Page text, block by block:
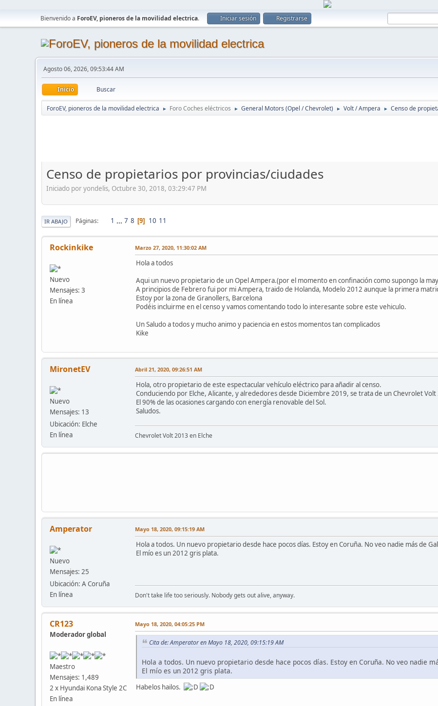
Bienvenido a ForoEV, pioneros de la movilidad electrica. Iniciar sesión Registrarse
Agosto 06, 2026, 09:53:44 AM
Inicio Buscar
ForoEV, pioneros de la movilidad electrica ► Foro Coches eléctricos ► General Motors (Opel / Chevrolet) ► Volt / Ampera ► Censo de
Censo de propietarios por provincias/ciudades
Iniciado por yondelis, Octubre 30, 2018, 03:29:47 PM
IR ABAJO Páginas 1 ... 7 8 9 10 11
Rockinkike
Nuevo
Mensajes: 3
En línea
Marzo 27, 2020, 11:30:02 AM
Hola a todos
Aqui un nuevo propietario de un Opel Ampera.(por el momento en confinación como supongo la
A principios de Febrero fui por mi Ampera, traido de Holanda, Modelo 2012 aunque la primera
Estoy por la zona de Granollers, Barcelona
Podéis incluirme en el censo y vamos comentando todo lo interesante sobre este vehiculo.
Un Saludo a todos y mucho animo y paciencia en estos momentos tan complicados
Kike
MironetEV
Nuevo
Mensajes: 13
Ubicación: Elche
En línea
Abril 21, 2020, 09:26:51 AM
Hola, otro propietario de este espectacular vehículo eléctrico para añadir al censo.
Conduciendo por Elche, Alicante, y alrededores desde Diciembre 2019, se trata de un Chevrolet
El 90% de las ocasiones cargando con energía renovable del Sol.
Saludos.
Chevrolet Volt 2013 en Elche
Amperator
Nuevo
Mensajes: 25
Ubicación: A Coruña
En línea
Mayo 18, 2020, 09:15:19 AM
Hola a todos. Un nuevo propietario desde hace pocos días. Estoy en Coruña. No veo nadie más de
El mío es un 2012 gris plata.
Don't take life too seriously. Nobody gets out alive, anyway.
CR123
Moderador global
Maestro
Mensajes: 1,489
2 x Hyundai Kona Style 2C
En línea
Mayo 18, 2020, 04:05:25 PM
Cita de: Amperator en Mayo 18, 2020, 09:15:19 AM
Hola a todos. Un nuevo propietario desde hace pocos días. Estoy en Coruña. No veo nadie
El mío es un 2012 gris plata.
Habelos hailos.